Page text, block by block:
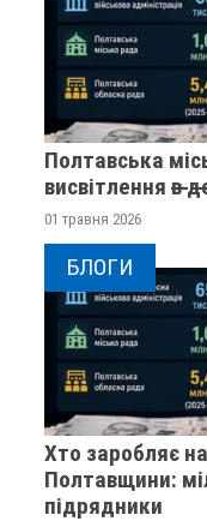
Полтавська
висвітлення в̶
01 травня 2026
БЛОГИ
Хто заробляє
Полтавщини:
підрядники